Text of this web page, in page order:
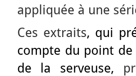
appliquée à une
Ces extraits, qui
compte du point de
de la serveuse,